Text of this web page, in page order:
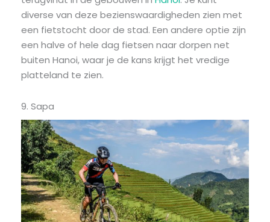
diverse van deze bezienswaardigheden zien met
een fietstocht door de stad. Een andere optie zijn
een halve of hele dag fietsen naar dorpen net
buiten Hanoi, waar je de kans krijgt het vredige
platteland te zien.
9. Sapa